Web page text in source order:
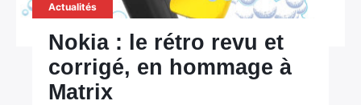
Actualités
Nokia : le rétro revu et
corrigé, en hommage à
Matrix